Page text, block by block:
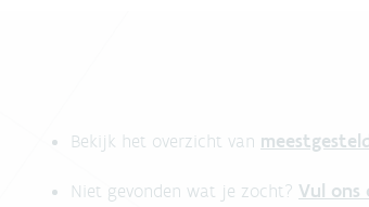
Bekijk het overzicht van
Niet gevonden wat je zocht? Vul